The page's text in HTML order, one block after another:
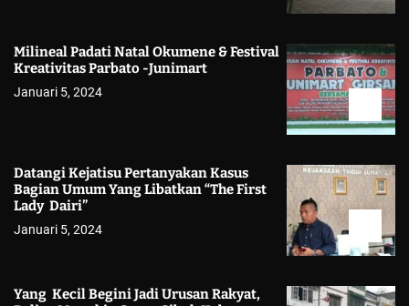
Milineal Padati Natal Okumene & Festival
Kreativitas Parbato -Junimart
Januari 5, 2024
Datangi Kejatisu Pertanyakan Kasus
Bagian Umum Yang Libatkan “The First
Lady Dairi”
Januari 5, 2024
Yang Kecil Begini Jadi Urusan Rakyat,